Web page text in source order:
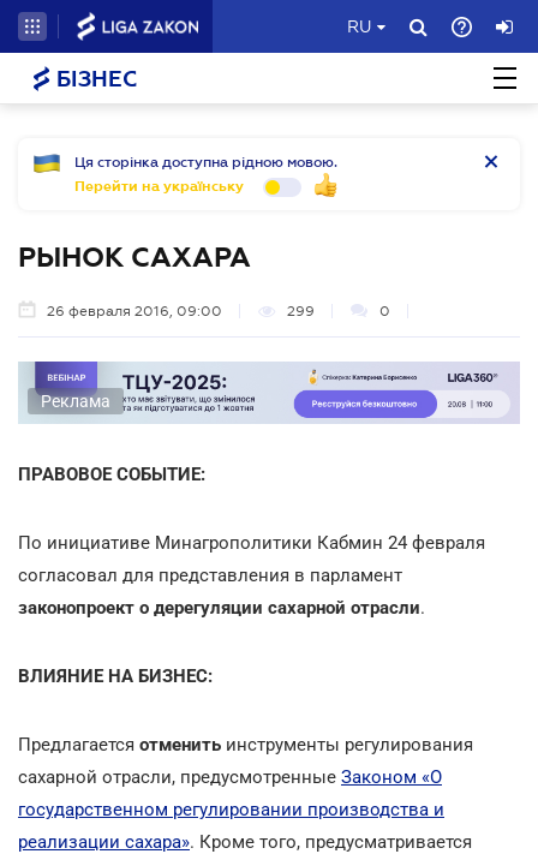
RU
БІЗНЕС
Ця сторінка доступна рідною мовою.
Перейти на українську
РЫНОК САХАРА
26 февраля 2016, 09:00 299 0
Реклама
ПРАВОВОЕ СОБЫТИЕ:
По инициативе Минагрополитики Кабмин 24 февраля
согласовал для представления в парламент
законопроект о дерегуляции сахарной отрасли.
ВЛИЯНИЕ НА БИЗНЕС:
Предлагается отменить инструменты регулирования
сахарной отрасли, предусмотренные Законом «О
государственном регулировании производства и
реализации сахара». Кроме того, предусматривается